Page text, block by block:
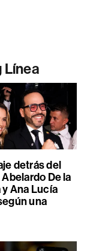
Línea
detrás del
De la
Ana Lucía
una